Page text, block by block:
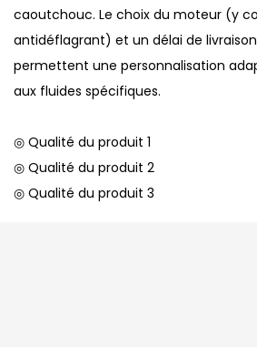
caoutchouc. Le choix du moteur (y
antidéflagrant) et un délai de
permettent une personnalisation
aux fluides spécifiques.
◎ Qualité du produit 1
◎ Qualité du produit 2
◎ Qualité du produit 3